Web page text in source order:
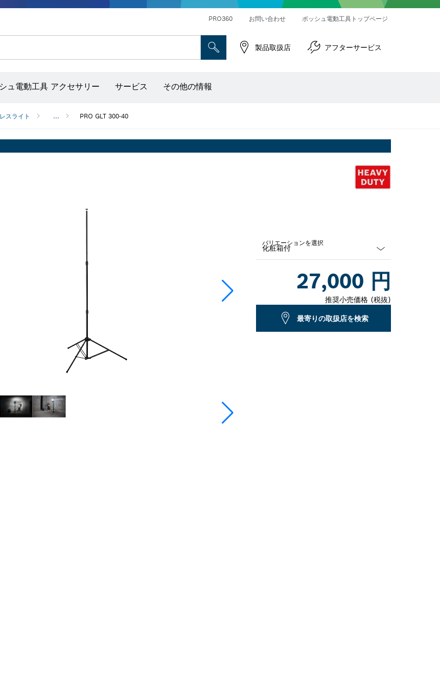
PRO360 お問い合わせ ボッシュ電動工具トップページ
製品取扱店 アフターサービス
ュ電動工具 アクセサリー サービス その他の情報
スライト ... PRO GLT 300-40
バリエーションを選択
27,000 円
推奨小売価格 (税抜)
最寄りの取扱店を検索